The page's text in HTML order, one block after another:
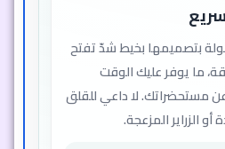
بتصميمها بخيط شدّ تفتح
ما يوفر عليك الوقت
مستحضراتك. لا داعي للقلق
الزراير المزعجة.